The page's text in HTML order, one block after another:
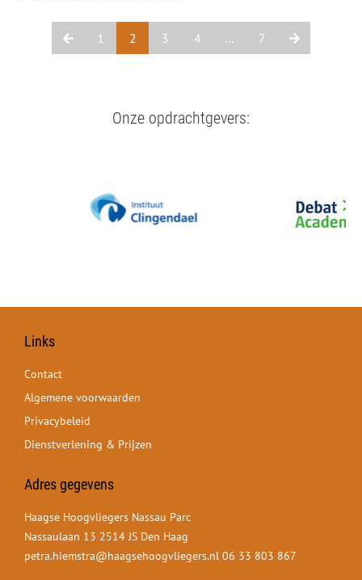
1 2 3 4 … 7
Onze opdrachtgevers:
Links
Contact
Algemene voorwaarden
Privacybeleid
Dienstverlening & Prijzen
Adres gegevens
Haagse Hoogvliegers Nassau Parc
Nassaulaan 13 2514 JS Den Haag
petra.hiemstra@haagsehoogvliegers.nl 06 33 803 867